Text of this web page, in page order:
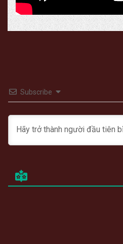
Subscribe